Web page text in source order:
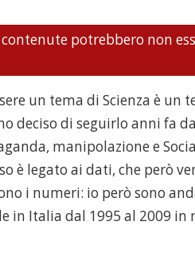
potrebbero non
un tema di Scienza è un
deciso di seguirlo anni fa
manipolazione e
è legato ai dati, che però
i numeri: io però sono
in Italia dal 1995 al 2009 in